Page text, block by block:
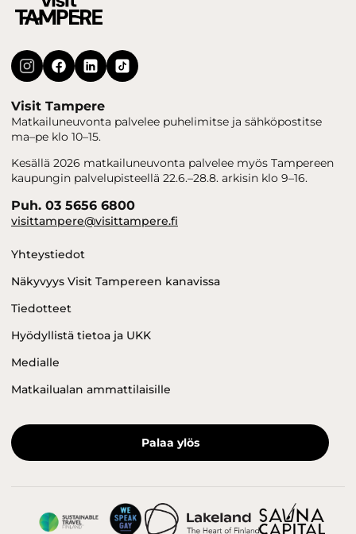
Visit Tampere
Matkailuneuvonta palvelee puhelimitse ja sähköpostitse
ma–pe klo 10–15.
Kesällä 2026 matkailuneuvonta palvelee myös Tampereen
kaupungin palvelupisteellä 22.6.–28.8. arkisin klo 9–16.
Puh. 03 5656 6800
visittampere@visittampere.fi
Yhteystiedot
Näkyvyys Visit Tampereen kanavissa
Tiedotteet
Hyödyllistä tietoa ja UKK
Medialle
Matkailualan ammattilaisille
Palaa ylös